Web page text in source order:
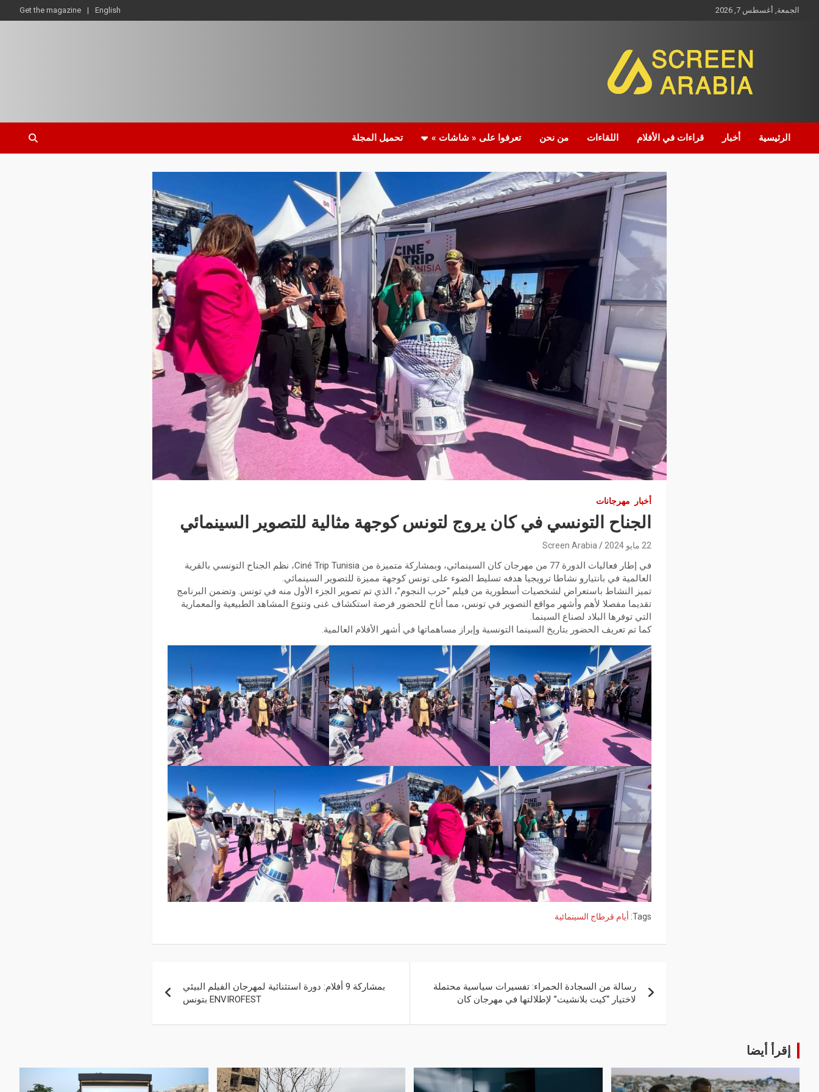
الجمعة, أغسطس 7, 2026 English
Get the magazine
Screen Arabia
الرئيسية أخبار قراءات في الأفلام اللقاءات من نحن تعرفوا على « شاشات » تحميل المجلة
أخبار مهرجانات
الجناح التونسي في كان يروج لتونس كوجهة مثالية للتصوير السينمائي
22 مايو 2024 Screen Arabia
في إطار فعاليات الدورة 77 من مهرجان كان السينمائي، وبمشاركة متميزة من Ciné Trip Tunisia، نظم الجناح التونسي بالقرية
العالمية في بانتيارو نشاطا ترويجيا هدفه تسليط الضوء على تونس كوجهة مميزة للتصوير السينمائي.
تميز النشاط باستعراض لشخصيات أسطورية من فيلم “حرب النجوم”، الذي تم تصوير الجزء الأول منه في تونس. وتضمن البرنامج
تقديما مفصلا لأهم وأشهر مواقع التصوير في تونس، مما أتاح للحضور فرصة استكشاف غنى وتنوع المشاهد الطبيعية والمعمارية
التي توفرها البلاد لصناع السينما.
كما تم تعريف الحضور بتاريخ السينما التونسية وإبراز مساهماتها في أشهر الأفلام العالمية.
Tags: أيام قرطاج السينمائية
رسالة من السجادة الحمراء: تفسيرات سياسية محتملة
لاختيار “كيت بلانشيت” لإطلالتها في مهرجان كان
بمشاركة 9 أفلام: دورة استثنائية لمهرجان الفيلم البيئي
ENVIROFEST بتونس
إقرأ أيضا